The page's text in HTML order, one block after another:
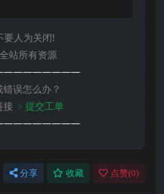
要人为关闭!
站所有资源
误怎么办？
接 ﹥提交工单
分享 收藏 点赞(0)